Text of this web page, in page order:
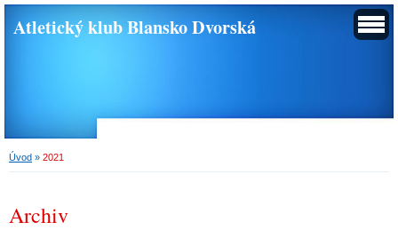
Atletický klub Blansko Dvorská
Úvod » 2021
Archiv